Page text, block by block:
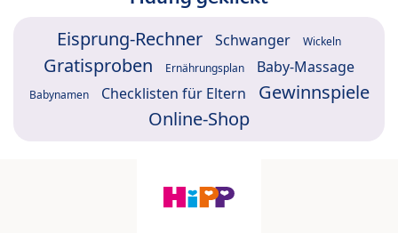
Eisprung-Rechner Schwanger Wickeln
Gratisproben Ernährungsplan Baby-Massage
Babynamen Checklisten für Eltern
Gewinnspiele
Online-Shop